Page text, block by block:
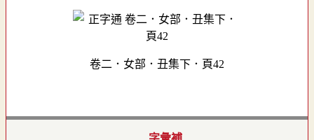
卷二．女部．丑集下．頁42